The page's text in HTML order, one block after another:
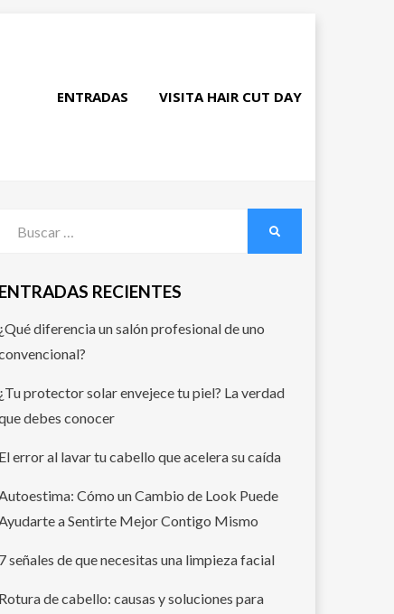
ENTRADAS VISITA HAIR CUT DAY
ENTRADAS RECIENTES
¿Qué diferencia un salón profesional de uno
¿Tu protector solar envejece tu piel? La verdad
debes conocer
El error al lavar tu cabello que acelera su caída
Cómo un Cambio de Look Puede
a Sentirte Mejor Contigo Mismo
7 señales de que necesitas una limpieza facial
Rotura de cabello: causas y soluciones para